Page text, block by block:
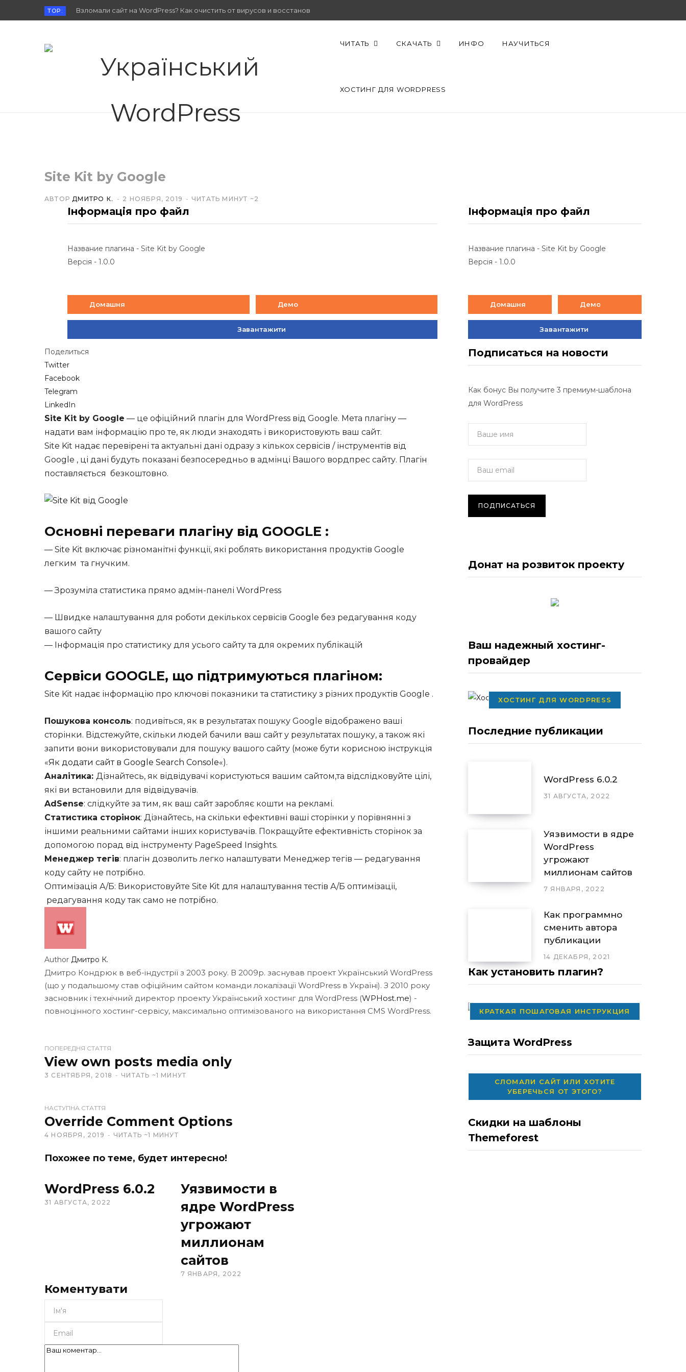
TOP: Взломали сайт на WordPress? Как очистить от вирусов и восстановить работу.
F X Y
ЧИТАТЬ СКАЧАТЬ ИНФО НАУЧИТЬСЯ
ХОСТИНГ ДЛЯ WORDPRESS
Site Kit by Google
АВТОР ДМИТРО К. 2 НОЯБРЯ, 2019 ЧИТАТЬ МИНУТ ~2
Інформація про файл
Название плагина - Site Kit by Google
Версія - 1.0.0
Домашня Демо
Завантажити
Поделиться
Twitter
Facebook
Telegram
LinkedIn
Site Kit by Google — це офіційний плагін для WordPress від Google. Мета плагіну —
надати вам інформацію про те, як люди знаходять і використовують ваш сайт.
Site Kit надає перевірені та актуальні дані одразу з кількох сервісів / інструментів від
Google , ці дані будуть показані безпосередньо в адмінці Вашого вордпрес сайту. Плагін
поставляється безкоштовно.
Основні переваги плагіну від GOOGLE :
— Site Kit включає різноманітні функції, які роблять використання продуктів Google
легким та гнучким.
— Зрозуміла статистика прямо адмін-панелі WordPress
— Швидке налаштування для роботи декількох сервісів Google без редагування коду
вашого сайту
— Інформація про статистику для усього сайту та для окремих публікацій
Сервіси GOOGLE, що підтримуються плагіном:
Site Kit надає інформацію про ключові показники та статистику з різних продуктів Google .
Пошукова консоль: подивіться, як в результатах пошуку Google відображено ваші
сторінки. Відстежуйте, скільки людей бачили ваш сайт у результатах пошуку, а також які
запити вони використовували для пошуку вашого сайту (може бути корисною інструкція
«Як додати сайт в Google Search Console«).
Аналітика: Дізнайтесь, як відвідувачі користуються вашим сайтом,та відслідковуйте цілі,
які ви встановили для відвідувачів.
AdSense: слідкуйте за тим, як ваш сайт заробляє кошти на рекламі.
Статистика сторінок: Дізнайтесь, на скільки ефективні ваші сторінки у порівнянні з
іншими реальними сайтами інших користувачів. Покращуйте ефективність сторінок за
допомогою порад від інструменту PageSpeed ​​Insights.
Менеджер тегів: плагін дозволить легко налаштувати Менеджер тегів — редагування
коду сайту не потрібно.
Оптимізація А/Б: Використовуйте Site Kit для налаштування тестів А/Б оптимізаціі,
редагування коду так само не потрібно.
Author Дмитро К.
Дмитро Кондрюк в веб-індустрії з 2003 року. В 2009р. заснував проект Український WordPress
(що у подальшому став офіційним сайтом команди локалізації WordPress в Україні). З 2010 року
засновник і технічний директор проекту Український хостинг для WordPress (WPHost.me) -
повноцінного хостинг-сервісу, максимально оптимізованого на використання CMS WordPress.
e
b
s
e
ПОПЕРЕДНЯ СТАТТЯ
View own posts media only
3 СЕНТЯБРЯ, 2018 ЧИТАТЬ ~1 МИНУТ
НАСТУПНА СТАТТЯ
Override Comment Options
4 НОЯБРЯ, 2019 ЧИТАТЬ ~1 МИНУТ
Похожее по теме, будет интересно!
WordPress 6.0.2
31 АВГУСТА, 2022
Уязвимости в
ядре WordPress
угрожают
миллионам
сайтов
7 ЯНВАРЯ, 2022
Коментувати
Інформація про файл
Название плагина - Site Kit by Google
Версія - 1.0.0
Домашня Демо
Завантажити
Подписаться на новости
Как бонус Вы получите 3 премиум-шаблона
для WordPress
Донат на розвиток проекту
Ваш надежный хостинг-
провайдер
ХОСТИНГ ДЛЯ WORDPRESS
Последние публикации
WordPress 6.0.2
31 АВГУСТА, 2022
Уязвимости в ядре
WordPress
угрожают
миллионам сайтов
7 ЯНВАРЯ, 2022
Как программно
сменить автора
публикации
14 ДЕКАБРЯ, 2021
Как установить плагин?
КРАТКАЯ ПОШАГОВАЯ ИНСТРУКЦИЯ
Защита WordPress
СЛОМАЛИ САЙТ ИЛИ ХОТИТЕ
УБЕРЕЧЬСЯ ОТ ЭТОГО?
Скидки на шаблоны
Themeforest